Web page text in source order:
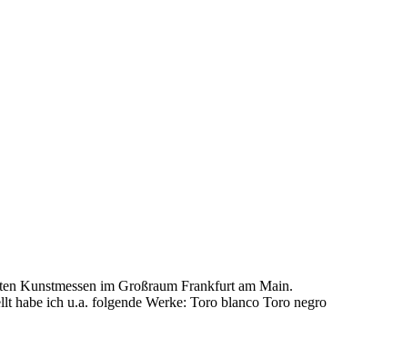
Kunstmessen im Großraum Frankfurt am Main.
ich u.a. folgende Werke: Toro blanco Toro negro